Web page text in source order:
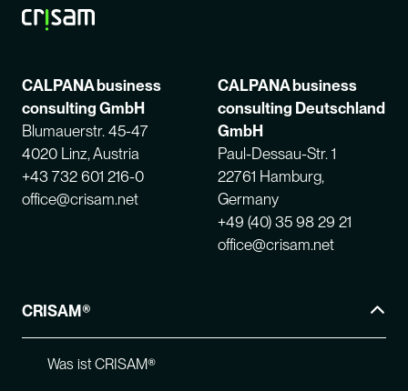
CALPANA business
consulting GmbH
Blumauerstr. 45-47
4020 Linz, Austria
+43 732 601 216-0
office@crisam.net
CALPANA business
consulting Deutschland
GmbH
Paul-Dessau-Str. 1
22761 Hamburg,
Germany
+49 (40) 35 98 29 21
office@crisam.net
CRISAM®
Was ist CRISAM®